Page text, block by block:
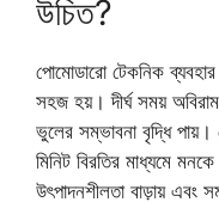
উচিত?
পোমোডারো টেকনিক
সহজ হয়। দীর্ঘ সময়
ভুলের সম্ভাবনা বৃদ্ধি
মিনিট বিরতির মাধ্যমে
উৎপাদনশীলতা বাড়ায় এবং